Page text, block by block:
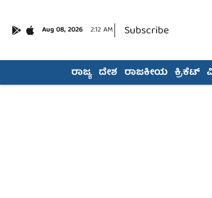
Aug 08, 2026 2:12 AM Subscribe
ರಾಜ್ಯ ದೇಶ ರಾಜಕೀಯ ಕ್ರಿಕೆಟ್